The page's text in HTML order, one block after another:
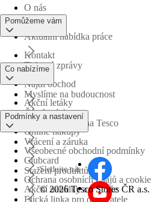
O nás
Aktuální nabídka práce
Tiskové zprávy
Myslíme na budoucnost
Obchodní skupina Tesco
Pomůžeme vám
Kontakt
Najdi obchod
Časté otázky
Vrácení a záruka
Stažení produktů
Etická linka pro dodavatele
Co nabízíme
Akční letáky
Online nákupy
Clubcard
Akční nabídky a soutěže
Podmínky a nastavení
Všeobecné obchodní podmínky
Ochrana osobních údajů a
Sledujte nás
© 2026 Tesco Stores ČR a.s.